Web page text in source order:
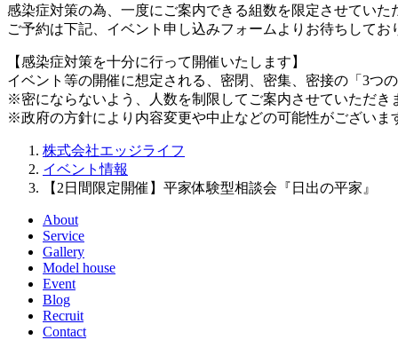
感染症対策の為、一度にご案内できる組数を限定させていた
ご予約は下記、イベント申し込みフォームよりお待ちしてお
【感染症対策を十分に行って開催いたします】
イベント等の開催に想定される、密閉、密集、密接の「3つ
※密にならないよう、人数を制限してご案内させていただき
※政府の方針により内容変更や中止などの可能性がございま
株式会社エッジライフ
イベント情報
【2日間限定開催】平家体験型相談会『日出の平家』
About
Service
Gallery
Model house
Event
Blog
Recruit
Contact